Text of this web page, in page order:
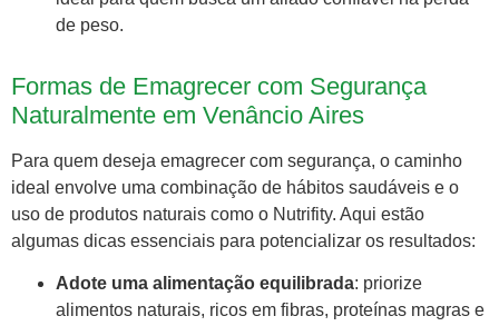
de peso.
Formas de Emagrecer com Segurança
Naturalmente em Venâncio Aires
Para quem deseja emagrecer com segurança, o caminho
ideal envolve uma combinação de hábitos saudáveis e o
uso de produtos naturais como o Nutrifity. Aqui estão
algumas dicas essenciais para potencializar os resultados:
Adote uma alimentação equilibrada: priorize
alimentos naturais, ricos em fibras, proteínas magras e